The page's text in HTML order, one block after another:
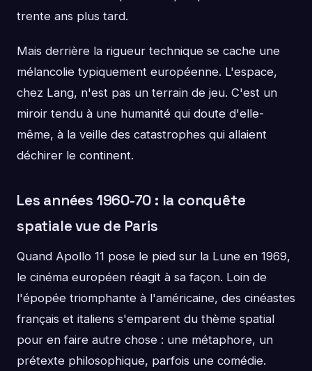
trente ans plus tard.
Mais derrière la rigueur technique se cache une
mélancolie typiquement européenne. L'espace,
chez Lang, n'est pas un terrain de jeu. C'est un
miroir tendu à une humanité qui doute d'elle-
même, à la veille des catastrophes qui allaient
déchirer le continent.
Les années 1960-70 : la conquête
spatiale vue de Paris
Quand Apollo 11 pose le pied sur la Lune en 1969,
le cinéma européen réagit à sa façon. Loin de
l'épopée triomphante à l'américaine, des cinéastes
français et italiens s'emparent du thème spatial
pour en faire autre chose : une métaphore, un
prétexte philosophique, parfois une comédie.